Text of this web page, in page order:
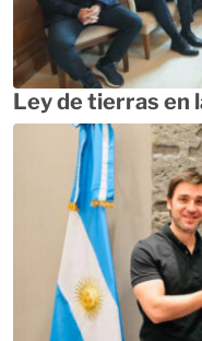
Ley de tierras en